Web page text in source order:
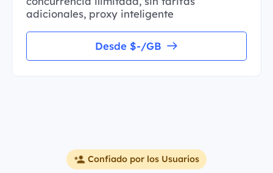
adicionales, proxy inteligente
Desde $-/GB
Confiado por los Usuarios